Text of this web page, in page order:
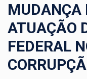
MUDANÇA
ATUAÇÃO
FEDERAL